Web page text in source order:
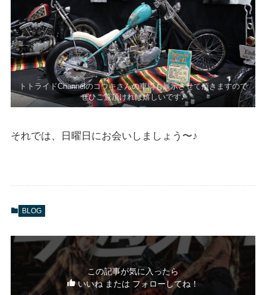
トトライドChannelのコウキさんの車両も展示させて頂きますので
ぜひご覧頂ければ嬉しいです♪
それでは、日曜日にお会いしましょう〜♪
BLOG
この記事が気に入ったら
いいね または フォローしてね！